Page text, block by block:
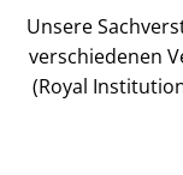
Unsere
verschiedenen
(Royal